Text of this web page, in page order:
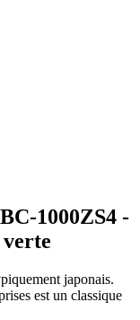
1000ZS4 -
japonais.
est un classique